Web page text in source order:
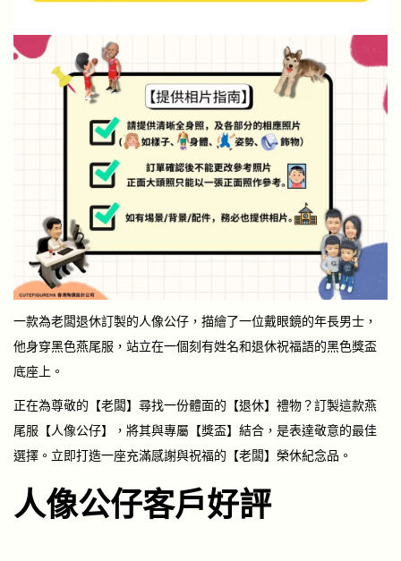
一款為老闆退休訂製的人像公仔，描繪了一位戴眼鏡的年長男士，
他身穿黑色燕尾服，站立在一個刻有姓名和退休祝福語的黑色獎盃
底座上。
正在為尊敬的【老闆】尋找一份體面的【退休】禮物？訂製這款燕
尾服【人像公仔】，將其與專屬【獎盃】結合，是表達敬意的最佳
選擇。立即打造一座充滿感謝與祝福的【老闆】榮休紀念品。
人像公仔客戶好評